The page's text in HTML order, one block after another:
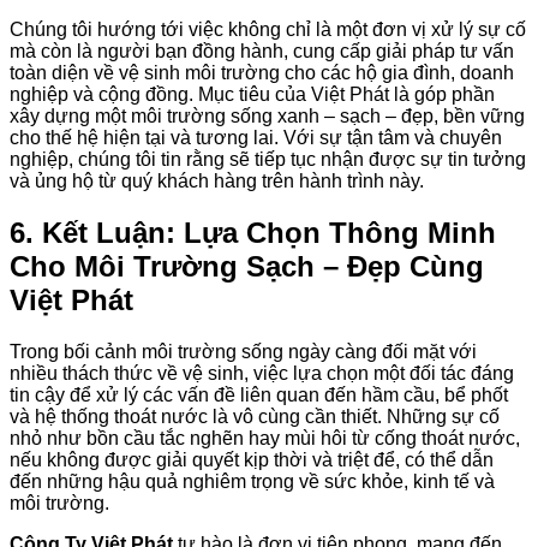
Chúng tôi hướng tới việc không chỉ là một đơn vị xử lý sự cố
mà còn là người bạn đồng hành, cung cấp giải pháp tư vấn
toàn diện về vệ sinh môi trường cho các hộ gia đình, doanh
nghiệp và cộng đồng. Mục tiêu của Việt Phát là góp phần
xây dựng một môi trường sống xanh – sạch – đẹp, bền vững
cho thế hệ hiện tại và tương lai. Với sự tận tâm và chuyên
nghiệp, chúng tôi tin rằng sẽ tiếp tục nhận được sự tin tưởng
và ủng hộ từ quý khách hàng trên hành trình này.
6. Kết Luận: Lựa Chọn Thông Minh
Cho Môi Trường Sạch – Đẹp Cùng
Việt Phát
Trong bối cảnh môi trường sống ngày càng đối mặt với
nhiều thách thức về vệ sinh, việc lựa chọn một đối tác đáng
tin cậy để xử lý các vấn đề liên quan đến hầm cầu, bể phốt
và hệ thống thoát nước là vô cùng cần thiết. Những sự cố
nhỏ như bồn cầu tắc nghẽn hay mùi hôi từ cống thoát nước,
nếu không được giải quyết kịp thời và triệt để, có thể dẫn
đến những hậu quả nghiêm trọng về sức khỏe, kinh tế và
môi trường.